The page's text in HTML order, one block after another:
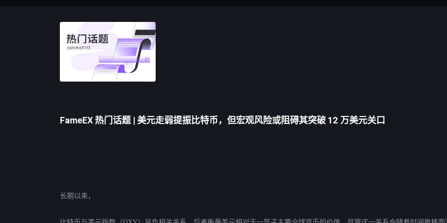
FameEX 热门话题 | 美元走弱提振比特币，但宏观风险或阻碍其突破 12 万美元关口
长期以来，